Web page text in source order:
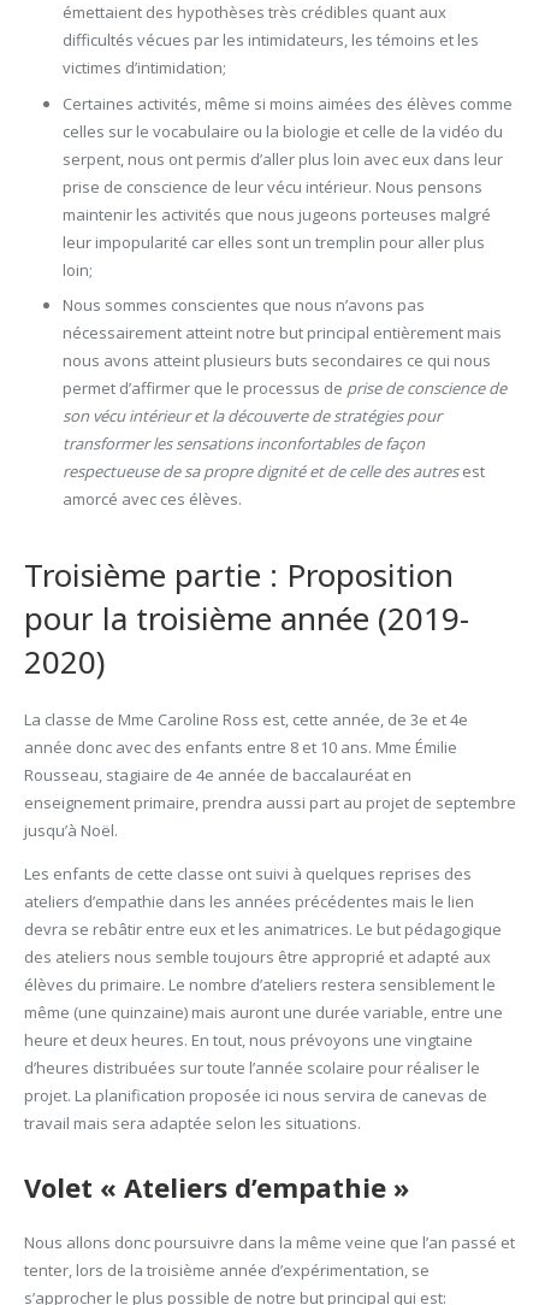
émettaient des hypothèses très crédibles quant aux
difficultés vécues par les intimidateurs, les témoins et les
victimes d’intimidation;
Certaines activités, même si moins aimées des élèves comme
celles sur le vocabulaire ou la biologie et celle de la vidéo du
serpent, nous ont permis d’aller plus loin avec eux dans leur
prise de conscience de leur vécu intérieur. Nous pensons
maintenir les activités que nous jugeons porteuses malgré
leur impopularité car elles sont un tremplin pour aller plus
loin;
Nous sommes conscientes que nous n’avons pas
nécessairement atteint notre but principal entièrement mais
nous avons atteint plusieurs buts secondaires ce qui nous
permet d’affirmer que le processus de prise de conscience de
son vécu intérieur et la découverte de stratégies pour
transformer les sensations inconfortables de façon
respectueuse de sa propre dignité et de celle des autresest
amorcé avec ces élèves.
Troisième partie : Proposition
pour la troisième année (2019-
2020)
La classe de Mme Caroline Ross est, cette année, de 3e et 4e
année donc avec des enfants entre 8 et 10 ans. Mme Émilie
Rousseau, stagiaire de 4e année de baccalauréat en
enseignement primaire, prendra aussi part au projet de septembre
jusqu’à Noël.
Les enfants de cette classe ont suivi à quelques reprises des
ateliers d’empathie dans les années précédentes mais le lien
devra se rebâtir entre eux et les animatrices. Le but pédagogique
des ateliers nous semble toujours être approprié et adapté aux
élèves du primaire. Le nombre d’ateliers restera sensiblement le
même (une quinzaine) mais auront une durée variable, entre une
heure et deux heures. En tout, nous prévoyons une vingtaine
d’heures distribuées sur toute l’année scolaire pour réaliser le
projet. La planification proposée ici nous servira de canevas de
travail mais sera adaptée selon les situations.
Volet « Ateliers d’empathie »
Nous allons donc poursuivre dans la même veine que l’an passé et
tenter, lors de la troisième année d’expérimentation, se
s’approcher le plus possible de notre but principal qui est: